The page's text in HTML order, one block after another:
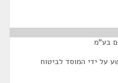
בע"מ
על ידי המוסד לביטוח